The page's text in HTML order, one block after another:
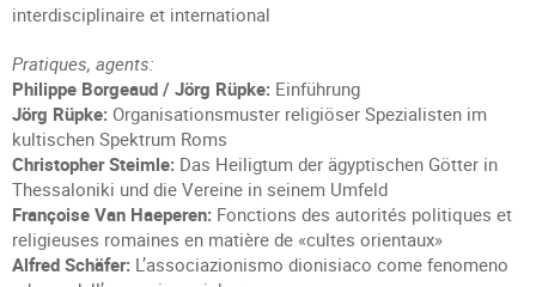
interdisciplinaire et international
Pratiques, agents:
Philippe Borgeaud / Jörg Rüpke: Einführung
Jörg Rüpke: Organisationsmuster religiöser Spezialisten im
kultischen Spektrum Roms
Christopher Steimle: Das Heiligtum der ägyptischen Götter in
Thessaloniki und die Vereine in seinem Umfeld
Françoise Van Haeperen: Fonctions des autorités politiques et
religieuses romaines en matière de «cultes orientaux»
Alfred Schäfer: L’associazionismo dionisiaco come fenomeno